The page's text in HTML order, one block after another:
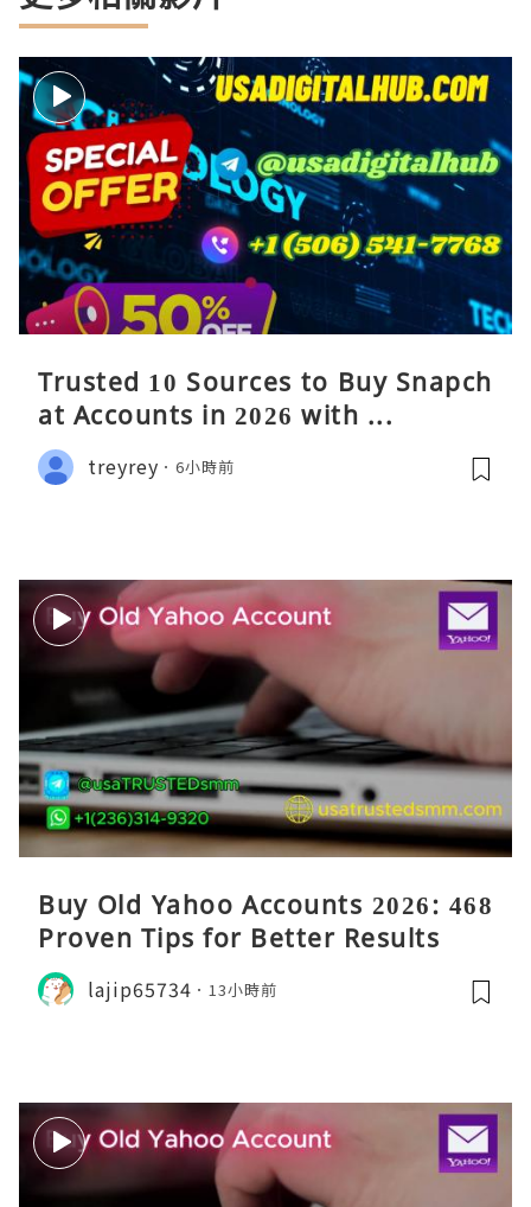
Trusted 10 Sources to Buy Snapch
at Accounts in 2026 with ...
treyrey 6小時前
Buy Old Yahoo Accounts 2026: 468
Proven Tips for Better Results
lajip65734 13小時前